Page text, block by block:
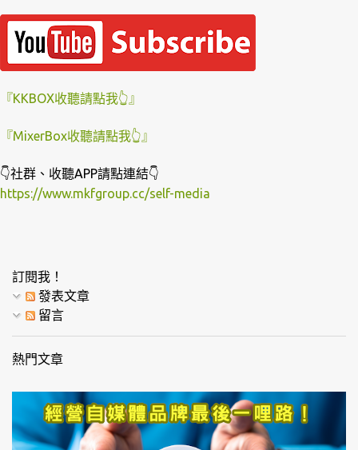
『KKBOX收聽請點我👆』
『MixerBox收聽請點我👆』
👇社群、收聽APP請點連結👇
https://www.mkfgroup.cc/self-media
訂閱我！
發表文章
留言
熱門文章